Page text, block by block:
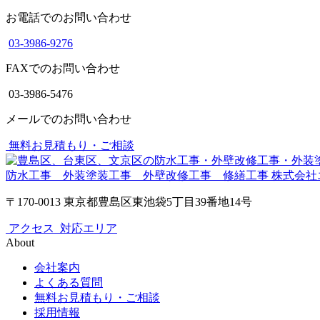
お電話でのお問い合わせ
03-3986-9276
FAXでのお問い合わせ
03-3986-5476
メールでのお問い合わせ
無料お見積もり・ご相談
防水工事 外装塗装工事 外壁改修工事 修繕工事 株式会社
〒170-0013 東京都豊島区東池袋5丁目39番地14号
アクセス 対応エリア
About
会社案内
よくある質問
無料お見積もり・ご相談
採用情報